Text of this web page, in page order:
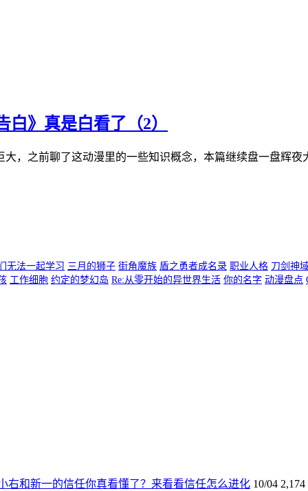
》真是白看了（2）
，之前聊了这动漫里的一些知识概念，本篇继续盘一盘辉
无法一起学习 三月的狮子 街角魔族 盾之勇者成名录 职业人格 刀剑神
工作细胞 约定的梦幻岛 Re:从零开始的异世界生活 你的名字 动漫盘点
右和新一的信任你真看懂了？来看看信任怎么进化 10/04 2,174